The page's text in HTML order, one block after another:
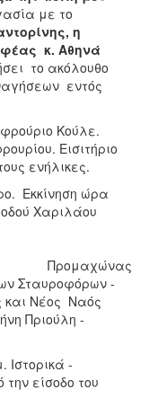
με το
η
κ. Αθηνά
το ακόλουθο
εντός
Κούλε.
Εισιτήριο
ενήλικες.
Εκκίνηση ώρα
Χαριλάου
Σταυροφόρων -
και Νέος Ναός
Πριούλη -
-
είσοδο του